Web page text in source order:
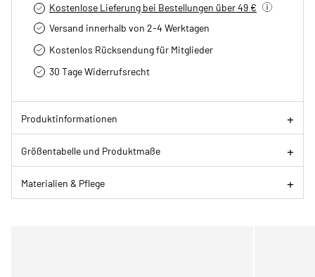
Kostenlose Lieferung bei Bestellungen über 49 €
Versand innerhalb von 2-4 Werktagen
Kostenlos Rücksendung für Mitglieder
30 Tage Widerrufsrecht
Produktinformationen
Größentabelle und Produktmaße
Materialien & Pflege